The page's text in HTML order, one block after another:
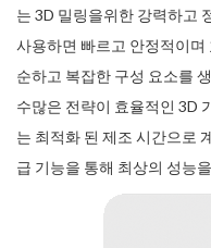
는 3D 밀링을위한 강력하고
사용하면 빠르고 안정적이
순하고 복잡한 구성 요소를
수많은 전략이 효율적인 3D
는 최적화 된 제조 시간으로
급 기능을 통해 최상의 성능